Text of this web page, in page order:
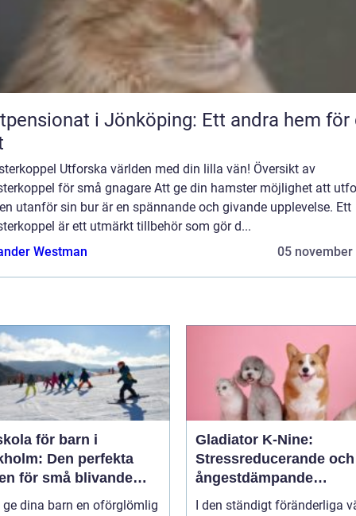
i Jönköping: Ett andra hem för
Utforska världen med din lilla vän! Översikt av
för små gnagare Att ge din hamster möjlighet att
utanför sin bur är en spännande och givande upplevelse. Ett
är ett utmärkt tillbehör som gör d...
Westman
05 november
för barn i
Den perfekta
för små blivande
ge dina barn en oförglömlig
Gladiator K-Nine:
Stressreducerande och
ångestdämpande
hundhalsband
I den ständigt föränderliga